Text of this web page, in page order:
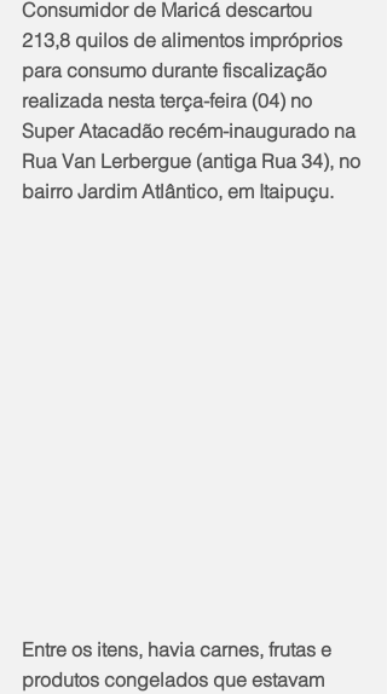
Consumidor de Maricá descartou
213,8 quilos de alimentos impróprios
para consumo durante fiscalização
realizada nesta terça-feira (04) no
Super Atacadão recém-inaugurado na
Rua Van Lerbergue (antiga Rua 34), no
bairro Jardim Atlântico, em Itaipuçu.
Entre os itens, havia carnes, frutas e
produtos congelados que estavam